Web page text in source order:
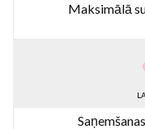
Maksimālā